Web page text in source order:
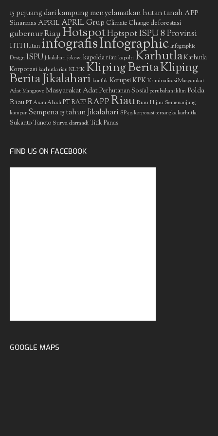
15 pejuang dari kampung menyelamatkan hutan tanah APP
Sinarmas APRIL APRIL Grup Climate Change deforestasi
gubernur RiauHotspotHotspot ISPU 8 Provinsi
HTIHutan infografisInfographic Infographic
Design ISPU Jikalahari jokowi kapolda riau kapolri KarhutlaKarhutla
Korporasikarhutla riauKLHKKliping BeritaKliping
Berita Jikalahari konflik Korupsi KPKKriminalisasi Masyarakat
Adat Mangrove Masyarakat AdatPerhutanan Sosial perubahan iklim Polda
Riau PT Arara Abadi PT RAPPRAPPRiauRiau Hijau Semenanjung
kampar Sempena 15 tahun Jikalahari SP3 15 korporasi tersangka karhutla
Sukanto Tanoto Surya darmadiTitik Panas
FIND US ON FACEBOOK
GOOGLE MAPS